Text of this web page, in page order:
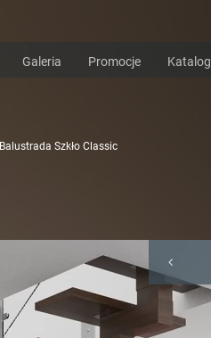
Galeria Promocje Katalog
Balustrada Szkło Classic